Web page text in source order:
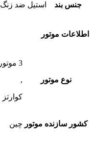
جنس بند استیل ضد زنگ
اطلاعات موتور
نوع موتور
3 موتوره
,
کوارتز
کشور سازنده موتور چین